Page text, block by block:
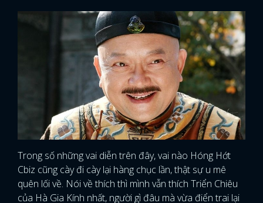
Trong số những vai diễn trên đây, vai nào Hóng Hớt
Cbiz cũng cày đi cày lại hàng chục lần, thật sự u mê
quên lối về. Nói về thích thì mình vẫn thích Triển Chiêu
của Hà Gia Kính nhất, người gì đâu mà vừa điển trai lại